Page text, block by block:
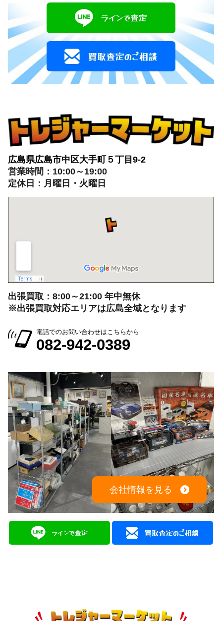
広島県広島市中区大手町５丁目9-2
営業時間：10:00～19:00
定休日：月曜日・火曜日
出張買取：8:00～21:00 年中無休
※出張買取対応エリアは広島全域となります
電話でのお問い合わせはこちらから
082-942-0389
会社情報を見る